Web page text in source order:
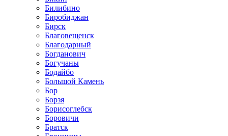
Билибино
Биробиджан
Бирск
Благовещенск
Благодарный
Богданович
Богучаны
Бодайбо
Большой Камень
Бор
Борзя
Борисоглебск
Боровичи
Братск